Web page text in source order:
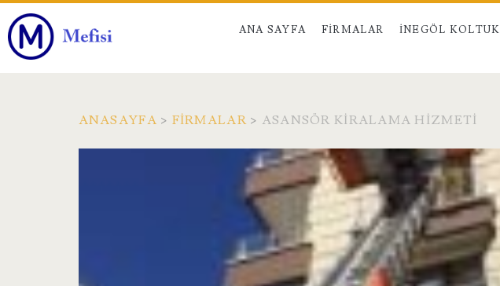
ANA SAYFA FIRMALAR İNEGÖL KOLTUK
ANASAYFA > FIRMALAR> ASANSÖR KIRALAMA HIZMETI